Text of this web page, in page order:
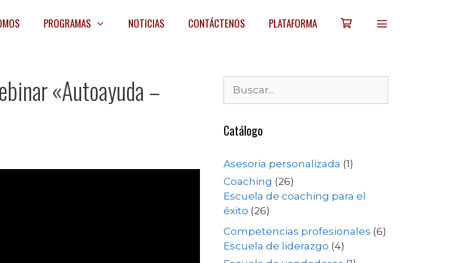
PROGRAMAS NOTICIAS CONTÁCTENOS PLATAFORMA
«Autoayuda –
Catálogo
Asesoria personalizada (1)
Coaching (26)
Escuela de coaching para el
éxito (26)
Competencias profesionales (6)
Escuela de liderazgo (4)